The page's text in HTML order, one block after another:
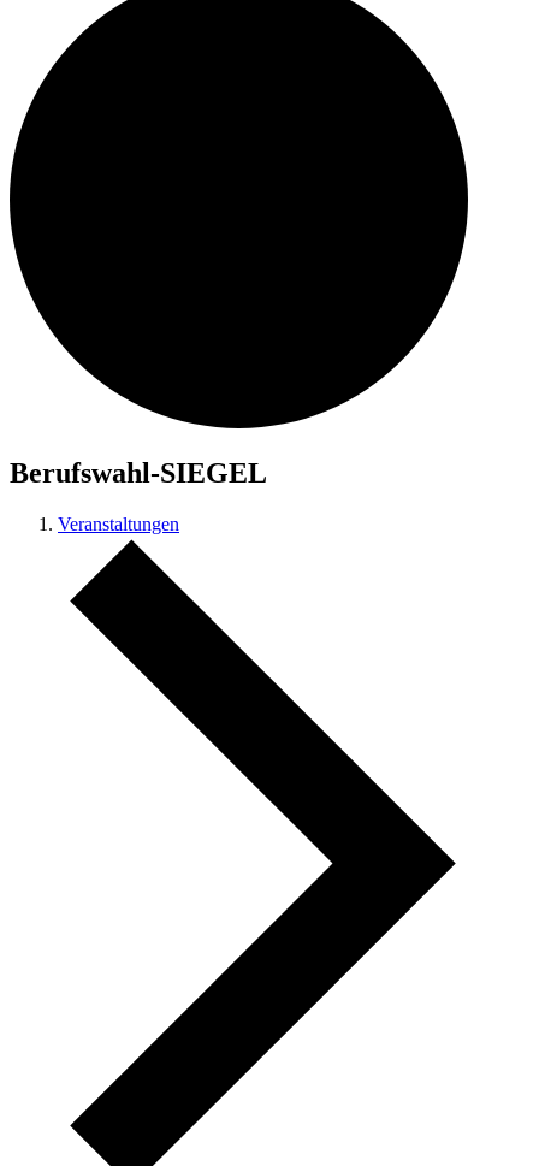
Berufswahl-SIEGEL
Veranstaltungen